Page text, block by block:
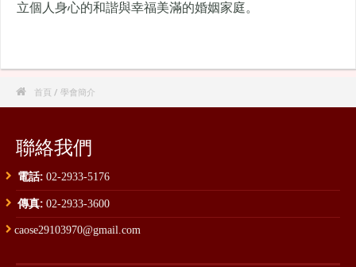
立個人身心的和諧與幸福美滿的婚姻家庭。
 首頁 / 學會簡介
聯絡我們
電話: 02-2933-5176
傳真: 02-2933-3600
caose29103970@gmail.com